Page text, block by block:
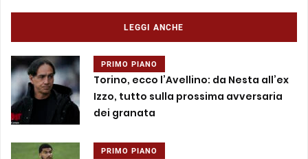
LEGGI ANCHE
PRIMO PIANO
Torino, ecco l’Avellino: da Nesta all’ex
Izzo, tutto sulla prossima avversaria
dei granata
PRIMO PIANO